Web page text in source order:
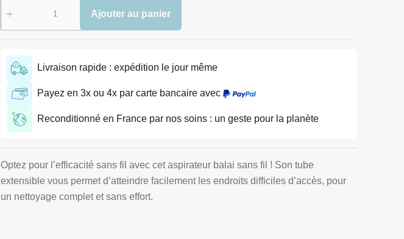
Ajouter au panier
Livraison rapide : expédition le jour même
Payez en 3x ou 4x par carte bancaire avec
Reconditionné en France par nos soins : un geste pour la planète
Optez pour l’efficacité sans fil avec cet aspirateur balai sans fil ! Son tube
extensible vous permet d’atteindre facilement les endroits difficiles d’accès, pour
un nettoyage complet et sans effort.